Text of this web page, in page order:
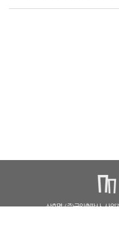
상호명: (주)국일출판사 사업